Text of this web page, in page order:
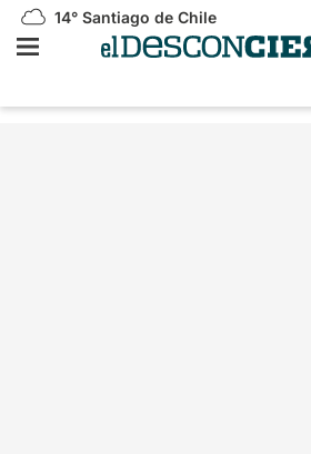
14° Santiago de Chile